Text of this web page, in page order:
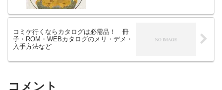
コミケ行くならカタログは必需品！ 冊
子・ROM・WEBカタログのメリ・デメ・
入手方法など
コメント